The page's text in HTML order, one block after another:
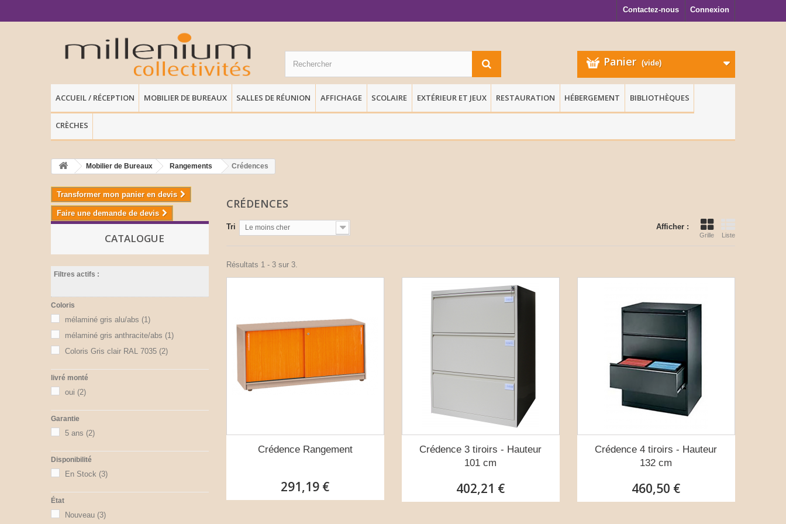
Connexion
Contactez-nous
Panier (vide)
ACCUEIL / RÉCEPTION MOBILIER DE BUREAUX SALLES DE RÉUNION AFFICHAGE SCOLAIRE EXTÉRIEUR ET JEUX RESTAURATION HÉBERGEMENT BIBLIOTHÈQUES
CRÈCHES
Mobilier de Bureaux Rangements Crédences
Transformer mon panier en devis
Faire une demande de devis
CATALOGUE
Filtres actifs :
Coloris
mélaminé gris alu/abs (1)
mélaminé gris anthracite/abs (1)
Coloris Gris clair RAL 7035 (2)
livré monté
oui (2)
Garantie
5 ans (2)
Disponibilité
En Stock (3)
État
Nouveau (3)
CRÉDENCES
Afficher :
Grille Liste
Tri Le moins cher
Résultats 1 - 3 sur 3.
Crédence Rangement
291,19 €
Crédence 3 tiroirs - Hauteur
101 cm
402,21 €
Crédence 4 tiroirs - Hauteur
132 cm
460,50 €